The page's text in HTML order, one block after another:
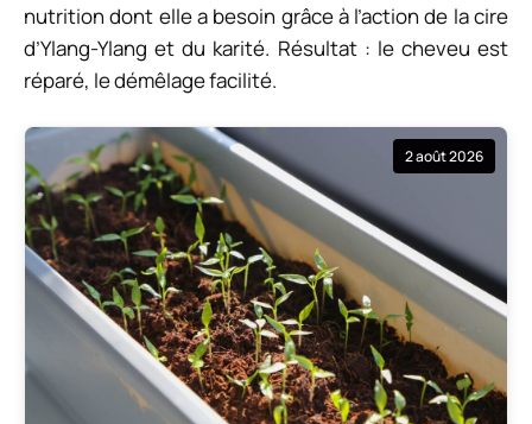
nutrition dont elle a besoin grâce à l’action de la cire
d’Ylang-Ylang et du karité. Résultat : le cheveu est
réparé, le démêlage facilité.
2 août 2026